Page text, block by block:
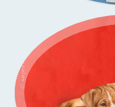
Бассенджи.